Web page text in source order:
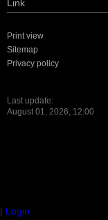
Link
Print view
Sitemap
Privacy policy
Last update:
August 01, 2026, 12:00
| Login